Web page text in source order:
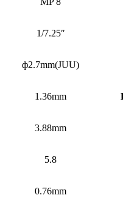
1/7.25″
ф2.7mm(JUU)
1.36mm
3.88mm
5.8
0.76mm